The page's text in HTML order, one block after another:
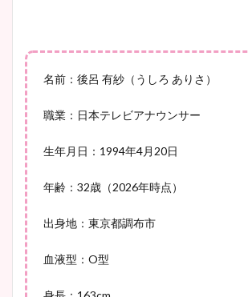
豊島実季ア
とめ！美
宇賀神メ
まとめ！
名前：後呂 有紗（うしろ ありさ）
職業：日本テレビアナウンサー
生年月日：1994年4月20日
年齢：32歳（2026年時点）
出身地：東京都調布市
血液型：O型